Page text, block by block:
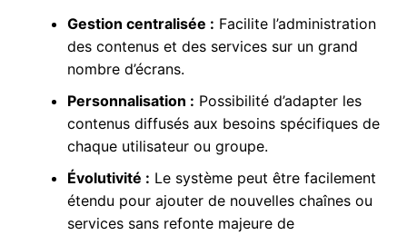
Gestion centralisée : Facilite l’administration
des contenus et des services sur un grand
nombre d’écrans.
Personnalisation : Possibilité d’adapter les
contenus diffusés aux besoins spécifiques de
chaque utilisateur ou groupe.
Évolutivité : Le système peut être facilement
étendu pour ajouter de nouvelles chaînes ou
services sans refonte majeure de